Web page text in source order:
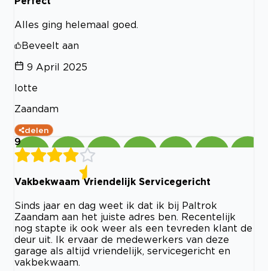
Alles ging helemaal goed.
Beveelt aan
9 April 2025
lotte
Zaandam
delen
9
Vakbekwaam Vriendelijk Servicegericht
Sinds jaar en dag weet ik dat ik bij Paltrok
Zaandam aan het juiste adres ben. Recentelijk
nog stapte ik ook weer als een tevreden klant de
deur uit. Ik ervaar de medewerkers van deze
garage als altijd vriendelijk, servicegericht en
vakbekwaam.